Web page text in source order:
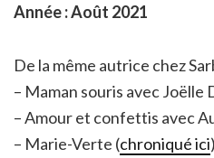
Année : Août 2021
De la même autrice chez
– Maman souris avec Joëlle
– Amour et confettis avec
– Marie-Verte (chroniqué ici)